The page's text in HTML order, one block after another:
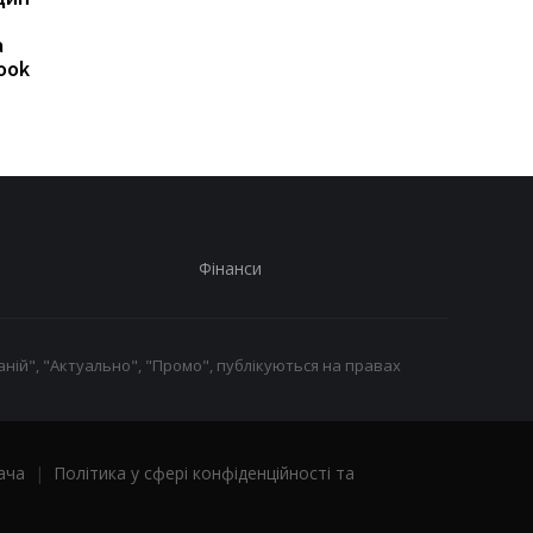
Фінанси
"Актуально", "Промо", публікуються на правах
|
Політика у сфері конфіденційності та